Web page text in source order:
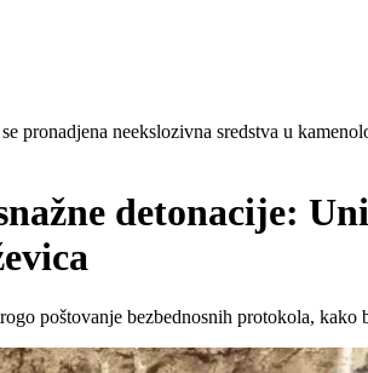
pronadjena neekslozivna sredstva u
detonacije:
poštovanje bezbednosnih protokola,